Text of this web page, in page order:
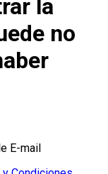
la
no
E-mail